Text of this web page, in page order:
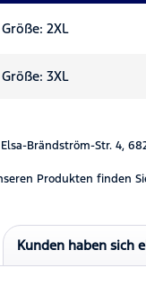
Größe: 2XL
Größe: 3XL
Brändström-Str. 4,
Produkten finden
Kunden haben sich